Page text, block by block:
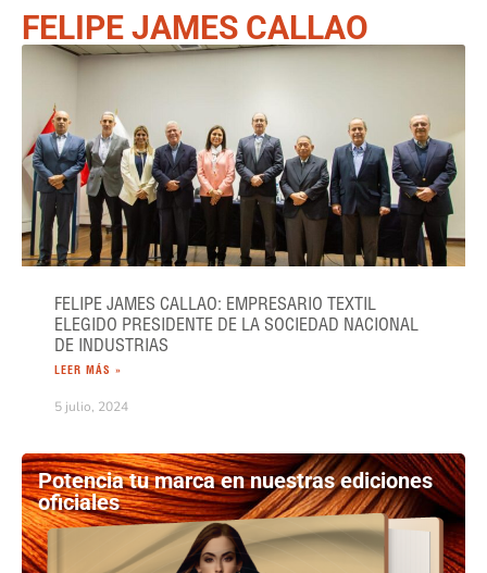
FELIPE JAMES CALLAO
FELIPE JAMES CALLAO: EMPRESARIO TEXTIL
ELEGIDO PRESIDENTE DE LA SOCIEDAD NACIONAL
DE INDUSTRIAS
LEER MÁS »
5 julio, 2024
Potencia tu marca en nuestras ediciones
oficiales